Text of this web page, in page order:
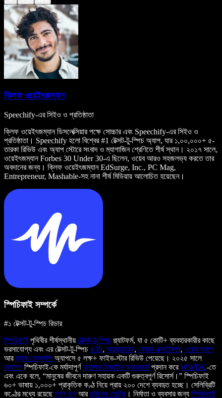
ক্লিফ ওয়েইৎজম্যান
Speechify-এর সিইও ও প্রতিষ্ঠাতা
ক্লিফ ওয়েইৎজম্যান ডিসলেক্সিয়ার পক্ষে সোচ্চার এবং Speechify-এর সিইও ও
প্রতিষ্ঠাতা। Speechify হলো বিশ্বের #1 টেক্সট-টু-স্পিচ অ্যাপ, যার ১,০০,০০০+ ৫-
তারকা রিভিউ এবং অ্যাপ স্টোরে সংবাদ ও ম্যাগাজিন শ্রেণিতে শীর্ষ স্থান। ২০১৭ সালে,
ওয়েইৎজম্যান Forbes 30 Under 30-এ ছিলেন, ওয়েব আরও সহজলভ্য করতে তার
অবদানের জন্য। ক্লিফ ওয়েইৎজম্যান EdSurge, Inc., PC Mag,
Entrepreneur, Mashable-সহ নানা শীর্ষ মিডিয়ায় আলোচিত হয়েছেন।
স্পিচিফাই সম্পর্কে
#১ টেক্সট-টু-স্পিচ রিডার
স্পিচিফাই পৃথিবীর শীর্ষস্থানীয় টেক্সট-টু-স্পিচ প্ল্যাটফর্ম, যা ৫ কোটি+ ব্যবহারকারীর কাছে
ভরসাযোগ্য এবং এর টেক্সট-টু-স্পিচ iOS, অ্যান্ড্রয়েড, ক্রোম এক্সটেনশন, ওয়েব অ্যাপ
আরম্যাক ডেস্কটপ অ্যাপসে ৫ লক্ষ+ ফাইভ-স্টার রিভিউ পেয়েছে। ২০২৫ সালে
অ্যাপলস্পিচিফাই-কে মর্যাদাপূর্ণঅ্যাপল ডিজাইন অ্যাওয়ার্ড প্রদান করেWWDC-তে
এবং একে বলে, “মানুষের জীবনে দারুণ সহায়ক একটি গুরুত্বপূর্ণ রিসোর্স।” স্পিচিফাই
৬০+ ভাষায় ১,০০০+ প্রাকৃতিক কণ্ঠ নিয়ে প্রায় ২০০ দেশে ব্যবহৃত হচ্ছে। সেলিব্রিটি
কণ্ঠের মধ্যে রয়েছেস্নুপ ডগ আরগুইনেথ পেল্ট্রো । নির্মাতা ও ব্যবসার জন্য স্পিচিফাই